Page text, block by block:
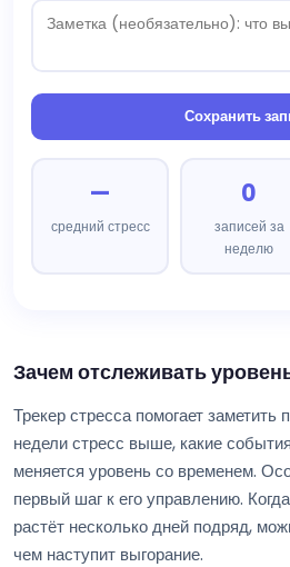
Сохранить
—
средний стресс
0
записей за
неделю
Зачем отслеживать
Трекер стресса помогает заметить
недели стресс выше, какие
меняется уровень со временем.
первый шаг к его управлению.
растёт несколько дней подряд,
чем наступит выгорание.